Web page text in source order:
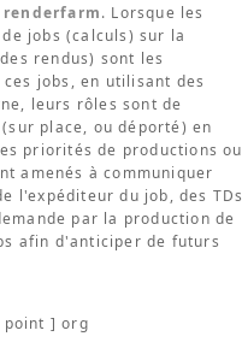
renderfarm. Lorsque les
jobs (calculs) sur la
rendus) sont les
jobs, en utilisant des
leurs rôles sont de
place, ou déporté) en
priorités de productions ou
amenés à communiquer
l'expéditeur du job, des TDs
par la production de
afin d'anticiper de futurs
] org